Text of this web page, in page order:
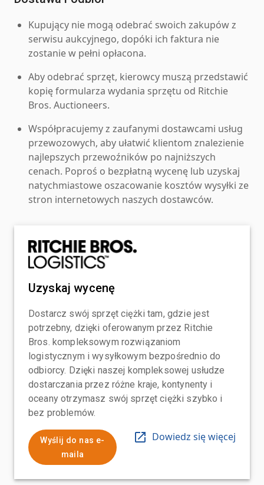
Kupujący nie mogą odebrać swoich zakupów z
serwisu aukcyjnego, dopóki ich faktura nie
zostanie w pełni opłacona.
Aby odebrać sprzęt, kierowcy muszą przedstawić
kopię formularza wydania sprzętu od Ritchie
Bros. Auctioneers.
Współpracujemy z zaufanymi dostawcami usług
przewozowych, aby ułatwić klientom znalezienie
najlepszych przewoźników po najniższych
cenach. Poproś o bezpłatną wycenę lub uzyskaj
natychmiastowe oszacowanie kosztów wysyłki ze
stron internetowych naszych dostawców.
Uzyskaj wycenę
Dostarcz swój sprzęt ciężki tam, gdzie jest
potrzebny, dzięki oferowanym przez Ritchie
Bros. kompleksowym rozwiązaniom
logistycznym i wysyłkowym bezpośrednio do
odbiorcy. Dzięki naszej kompleksowej usłudze
dostarczania przez różne kraje, kontynenty i
oceany otrzymasz swój sprzęt ciężki szybko i
bez problemów.
Wyślij do nas e-
maila
Dowiedz się więcej